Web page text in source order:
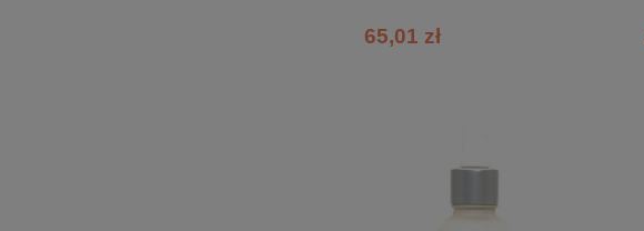
65,01 zł